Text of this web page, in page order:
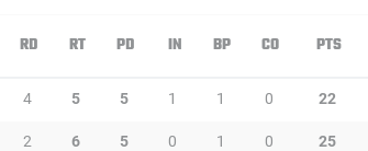
RD RT PD IN BP CO PTS
4 5 5 1 1 0 22
2 6 5 0 1 0 25